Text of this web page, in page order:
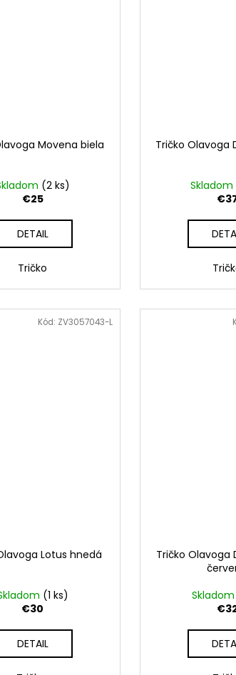
Movena biela
(2 ks)
€25
DETAIL
Tričko
Tričko Olavoga
Skladom
Lotus hnedá
(1 ks)
€30
DETAIL
Kód: ZV3057043-L
Tričko Olavoga
Skladom